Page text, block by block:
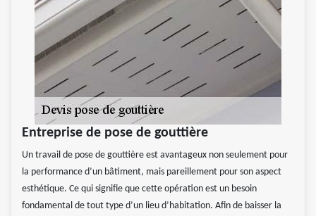
Entreprise de pose de gouttière
Un travail de pose de gouttière est avantageux non seulement pour
la performance d’un bâtiment, mais pareillement pour son aspect
esthétique. Ce qui signifie que cette opération est un besoin
fondamental de tout type d’un lieu d’habitation. Afin de baisser la